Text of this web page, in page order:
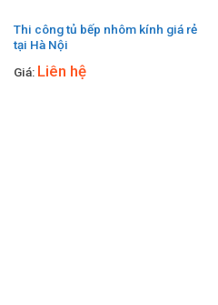
Thi công tủ bếp nhôm kính giá rẻ
tại Hà Nội
Giá: Liên hệ